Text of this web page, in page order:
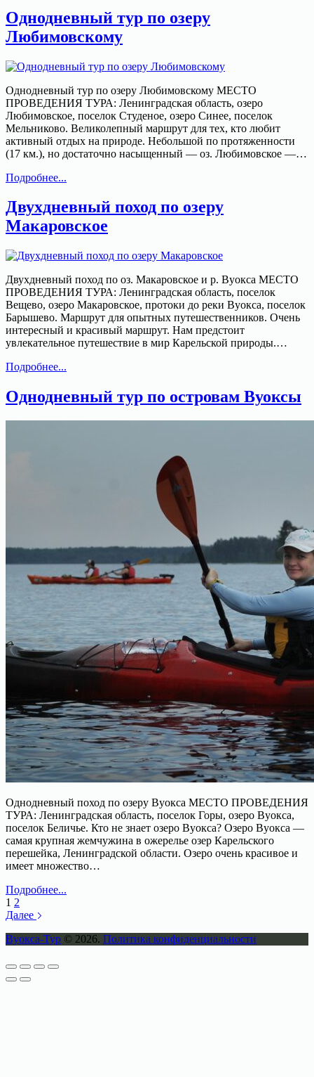
реке
Булатная
Однодневный тур по озеру
Любимовскому
Однодневный тур по озеру Любимовскому МЕСТО
ПРОВЕДЕНИЯ ТУРА: Ленинградская область, озеро
Любимовское, поселок Студеное, озеро Синее, поселок
Мельниково. Великолепный маршрут для тех, кто любит
активный отдых на природе. Небольшой по протяженности
(17 км.), но достаточно насыщенный — оз. Любимовское —…
Подробнее...
по
озеру
Любимовскому
Двухдневный поход по озеру
Макаровское
Двухдневный поход по оз. Макаровское и р. Вуокса МЕСТО
ПРОВЕДЕНИЯ ТУРА: Ленинградская область, поселок
Вещево, озеро Макаровское, протоки до реки Вуокса, поселок
Барышево. Маршрут для опытных путешественников. Очень
интересный и красивый маршрут. Нам предстоит
увлекательное путешествие в мир Карельской природы.…
Подробнее...
озеру
Однодневный тур по островам Вуоксы
Однодневный поход по озеру Вуокса МЕСТО ПРОВЕДЕНИЯ
ТУРА: Ленинградская область, поселок Горы, озеро Вуокса,
поселок Беличье. Кто не знает озеро Вуокса? Озеро Вуокса —
самая крупная жемчужина в ожерелье озер Карельского
перешейка, Ленинградской области. Озеро очень красивое и
имеет множество…
Подробнее...
Вуоксы
1 2
Далее
Вуокса-Тур © 2026. Политика конфиденциальности